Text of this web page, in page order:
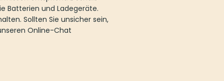
Batterien und Ladegeräte.
Sollten Sie unsicher sein,
Online-Chat